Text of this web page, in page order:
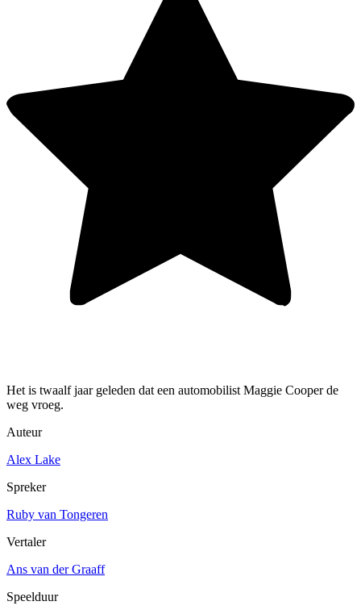
Het is twaalf jaar geleden dat een automobilist Maggie Cooper de
weg vroeg.
Auteur
Alex Lake
Spreker
Ruby van Tongeren
Vertaler
Ans van der Graaff
Speelduur